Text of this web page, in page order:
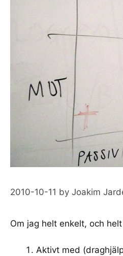
2010-10-11 by Joakim
Om jag helt enkelt, och
Aktivt med